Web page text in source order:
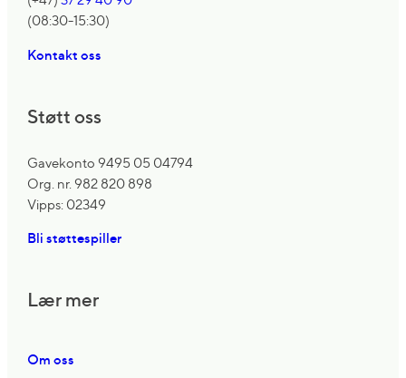
(08:30-15:30)
Kontakt oss
Støtt oss
Gavekonto 9495 05 04794
Org. nr. 982 820 898
Vipps: 02349
Bli støttespiller
Lær mer
Om oss